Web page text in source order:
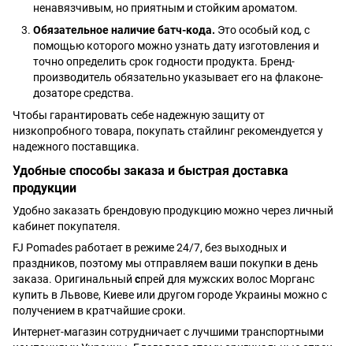
ненавязчивым, но приятным и стойким ароматом.
Обязательное наличие батч-кода. Это особый код, с
помощью которого можно узнать дату изготовления и
точно определить срок годности продукта. Бренд-
производитель обязательно указывает его на флаконе-
дозаторе средства.
Чтобы гарантировать себе надежную защиту от
низкопробного товара, покупать стайлинг рекомендуется у
надежного поставщика.
Удобные способы заказа и быстрая доставка
продукции
Удобно заказать брендовую продукцию можно через личный
кабинет покупателя.
FJ Pomades работает в режиме 24/7, без выходных и
праздников, поэтому мы отправляем ваши покупки в день
заказа. Оригинальный спрей для мужских волос Морганс
купить в Львове, Киеве или другом городе Украины можно с
получением в кратчайшие сроки.
Интернет-магазин сотрудничает с лучшими транспортными